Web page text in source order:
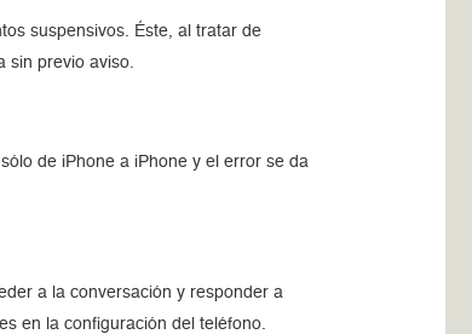
suspensivos. Éste, al tratar de
sin previo aviso.
de iPhone a iPhone y el error se da
a la conversación y responder a
en la configuración del teléfono.